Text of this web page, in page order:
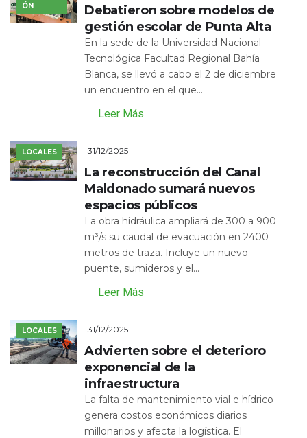
ÓN
Debatieron sobre modelos de
gestión escolar de Punta Alta
En la sede de la Universidad Nacional
Tecnológica Facultad Regional Bahía
Blanca, se llevó a cabo el 2 de diciembre
un encuentro en el que...
Leer Más
LOCALES 31/12/2025
La reconstrucción del Canal
Maldonado sumará nuevos
espacios públicos
La obra hidráulica ampliará de 300 a 900
m³/s su caudal de evacuación en 2400
metros de traza. Incluye un nuevo
puente, sumideros y el...
Leer Más
LOCALES 31/12/2025
Advierten sobre el deterioro
exponencial de la
infraestructura
La falta de mantenimiento vial e hídrico
genera costos económicos diarios
millonarios y afecta la logística. El